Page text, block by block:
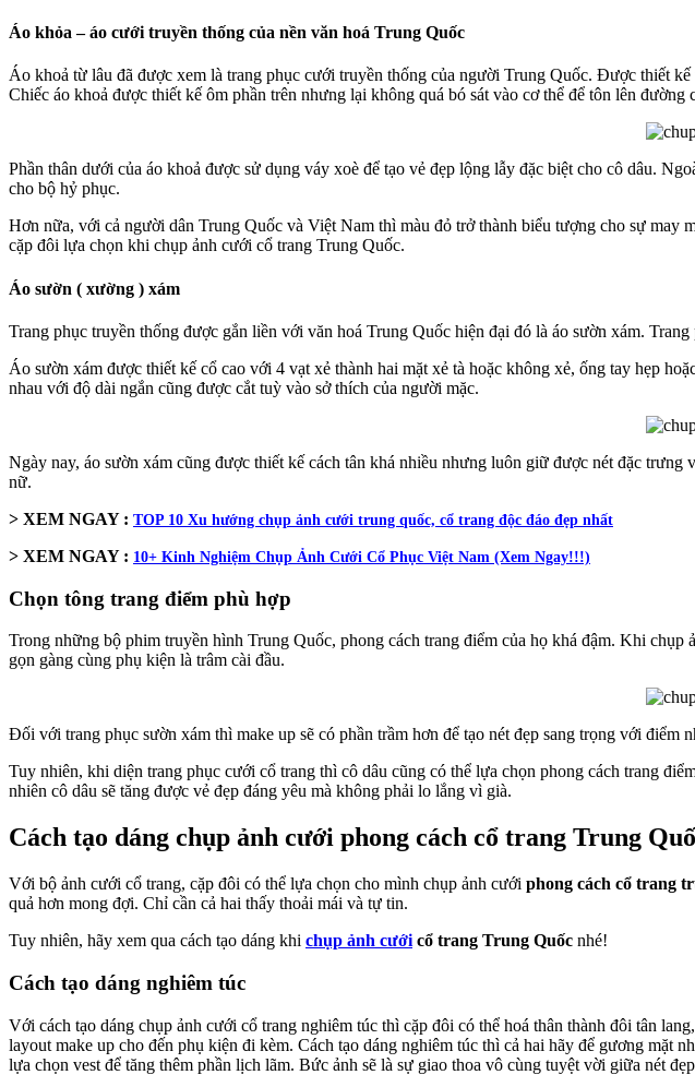
Áo khỏa – áo cưới truyền thống của nền văn hoá Trung Quốc
Áo khoả từ lâu đã được xem là trang phục cưới truyền thống của người Trung Quốc. Được thiết
Chiếc áo khoả được thiết kế ôm phần trên nhưng lại không quá bó sát vào cơ thể để tôn lên
Phần thân dưới của áo khoả được sử dụng váy xoè để tạo vẻ đẹp lộng lẫy đặc biệt cho cô dâu.
cho bộ hỷ phục.
Hơn nữa, với cả người dân Trung Quốc và Việt Nam thì màu đỏ trở thành biểu tượng cho sự
cặp đôi lựa chọn khi chụp ảnh cưới cổ trang Trung Quốc.
Áo sườn ( xường ) xám
Trang phục truyền thống được gắn liền với văn hoá Trung Quốc hiện đại đó là áo sườn xám.
Áo sườn xám được thiết kế cổ cao với 4 vạt xẻ thành hai mặt xẻ tà hoặc không xẻ, ống tay hẹp
nhau với độ dài ngắn cũng được cắt tuỳ vào sở thích của người mặc.
Ngày nay, áo sườn xám cũng được thiết kế cách tân khá nhiều nhưng luôn giữ được nét đặc
nữ.
> XEM NGAY : TOP 10 Xu hướng chụp ảnh cưới trung quốc, cổ trang độc đáo đẹp nhất
> XEM NGAY : 10+ Kinh Nghiệm Chụp Ảnh Cưới Cổ Phục Việt Nam (Xem Ngay!!!)
Chọn tông trang điểm phù hợp
Trong những bộ phim truyền hình Trung Quốc, phong cách trang điểm của họ khá đậm. Khi
gọn gàng cùng phụ kiện là trâm cài đầu.
Đối với trang phục sườn xám thì make up sẽ có phần trầm hơn để tạo nét đẹp sang trọng với điểm
Tuy nhiên, khi diện trang phục cưới cổ trang thì cô dâu cũng có thể lựa chọn phong cách trang
nhiên cô dâu sẽ tăng được vẻ đẹp đáng yêu mà không phải lo lắng vì già.
Cách tạo dáng chụp ảnh cưới phong cách cổ trang Trung
Với bộ ảnh cưới cổ trang, cặp đôi có thể lựa chọn cho mình chụp ảnh cưới phong cách cổ trang
quả hơn mong đợi. Chỉ cần cả hai thấy thoải mái và tự tin.
Tuy nhiên, hãy xem qua cách tạo dáng khi chụp ảnh cưới cổ trang Trung Quốc nhé!
Cách tạo dáng nghiêm túc
Với cách tạo dáng chụp ảnh cưới cổ trang nghiêm túc thì cặp đôi có thể hoá thân thành đôi tân
layout make up cho đến phụ kiện đi kèm. Cách tạo dáng nghiêm túc thì cả hai hãy để gương mặt
lựa chọn vest để tăng thêm phần lịch lãm. Bức ảnh sẽ là sự giao thoa vô cùng tuyệt vời giữa nét